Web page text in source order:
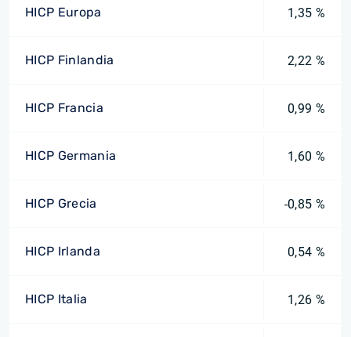
HICP Europa 1,35 %
HICP Finlandia 2,22 %
HICP Francia 0,99 %
HICP Germania 1,60 %
HICP Grecia -0,85 %
HICP Irlanda 0,54 %
HICP Italia 1,26 %